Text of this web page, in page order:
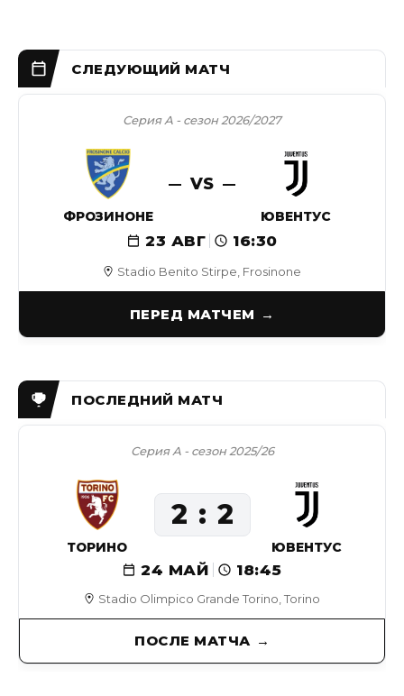
Stadio Benito Stirpe, Frosinone
Серия А - сезон 2026/2027
ФРОЗИНОНЕ
VS
ЮВЕНТУС
23 АВГ 16:30
ПЕРЕД МАТЧЕМ
Stadio Olimpico Grande Torino, Torino
Серия А - сезон 2025/26
24 МАЙ 18:45
ТОРИНО
2 2
ЮВЕНТУС
ПОСЛЕ МАТЧА